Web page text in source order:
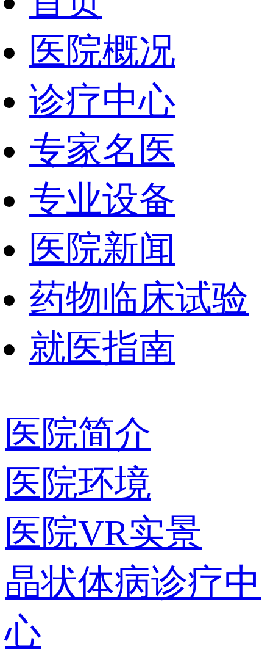
医院概况
诊疗中心
专家名医
专业设备
医院新闻
药物临床试验
就医指南
医院简介
医院环境
医院VR实景
晶状体病诊疗中
心